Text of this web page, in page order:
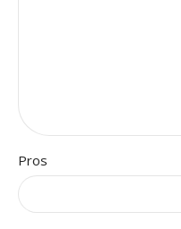
Pros